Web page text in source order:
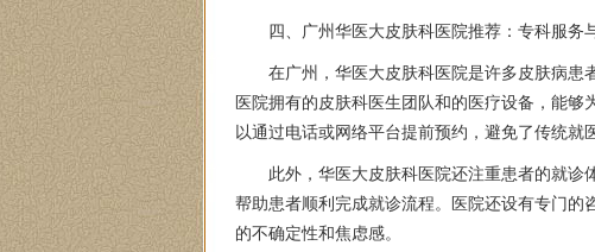
四、广州华医大皮肤科医院推荐：专科服务
在广州，华医大皮肤科医院是许多皮肤病患
医院拥有的皮肤科医生团队和的医疗设备，能
以通过电话或网络平台提前预约，避免了传统就
此外，华医大皮肤科医院还注重患者的就诊
帮助患者顺利完成就诊流程。医院还设有专门的
的不确定性和焦虑感。